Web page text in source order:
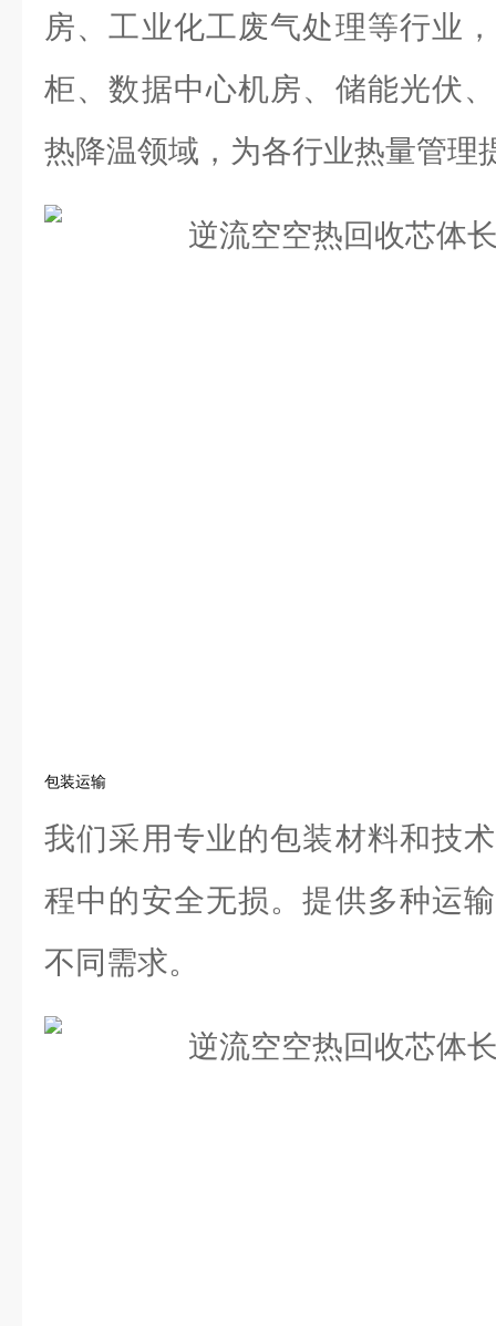
房、工业化工废气处理等行业
柜、数据中心机房、储能光伏
热降温领域，为各行业热量管理
包装运输
我们采用专业的包装材料和技
程中的安全无损。提供多种运
不同需求。